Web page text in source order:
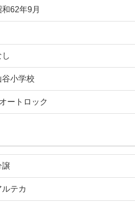
和62年9月
し
谷小学校
ートロック
譲
ルテカ